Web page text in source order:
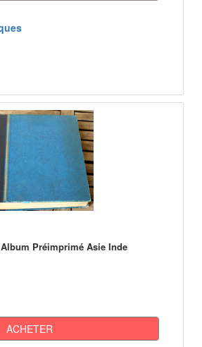
Préimprimé Asie Inde
ACHETER